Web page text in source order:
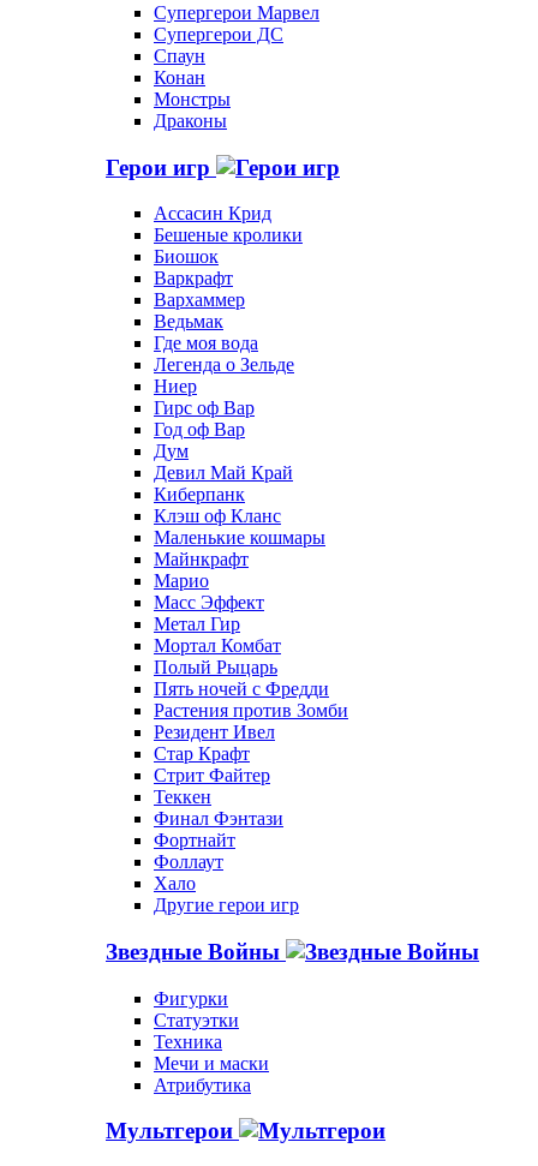
Супергерои Марвел
Супергерои ДС
Спаун
Конан
Монстры
Драконы
Герои игр
Ассасин Крид
Бешеные кролики
Биошок
Варкрафт
Вархаммер
Ведьмак
Где моя вода
Легенда о Зельде
Ниер
Гирс оф Вар
Год оф Вар
Дум
Девил Май Край
Киберпанк
Клэш оф Кланс
Маленькие кошмары
Майнкрафт
Марио
Масс Эффект
Метал Гир
Мортал Комбат
Полый Рыцарь
Пять ночей с Фредди
Растения против Зомби
Резидент Ивел
Стар Крафт
Стрит Файтер
Теккен
Финал Фэнтази
Фортнайт
Фоллаут
Хало
Другие герои игр
Звездные Войны
Фигурки
Статуэтки
Техника
Мечи и маски
Атрибутика
Мультгерои